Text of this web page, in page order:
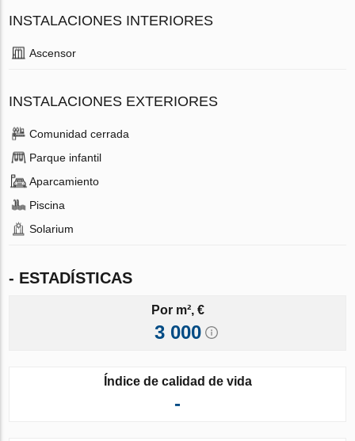
INSTALACIONES INTERIORES
Ascensor
INSTALACIONES EXTERIORES
Comunidad cerrada
Parque infantil
Aparcamiento
Piscina
Solarium
- ESTADÍSTICAS
Por m², €
3 000
Índice de calidad de vida
-